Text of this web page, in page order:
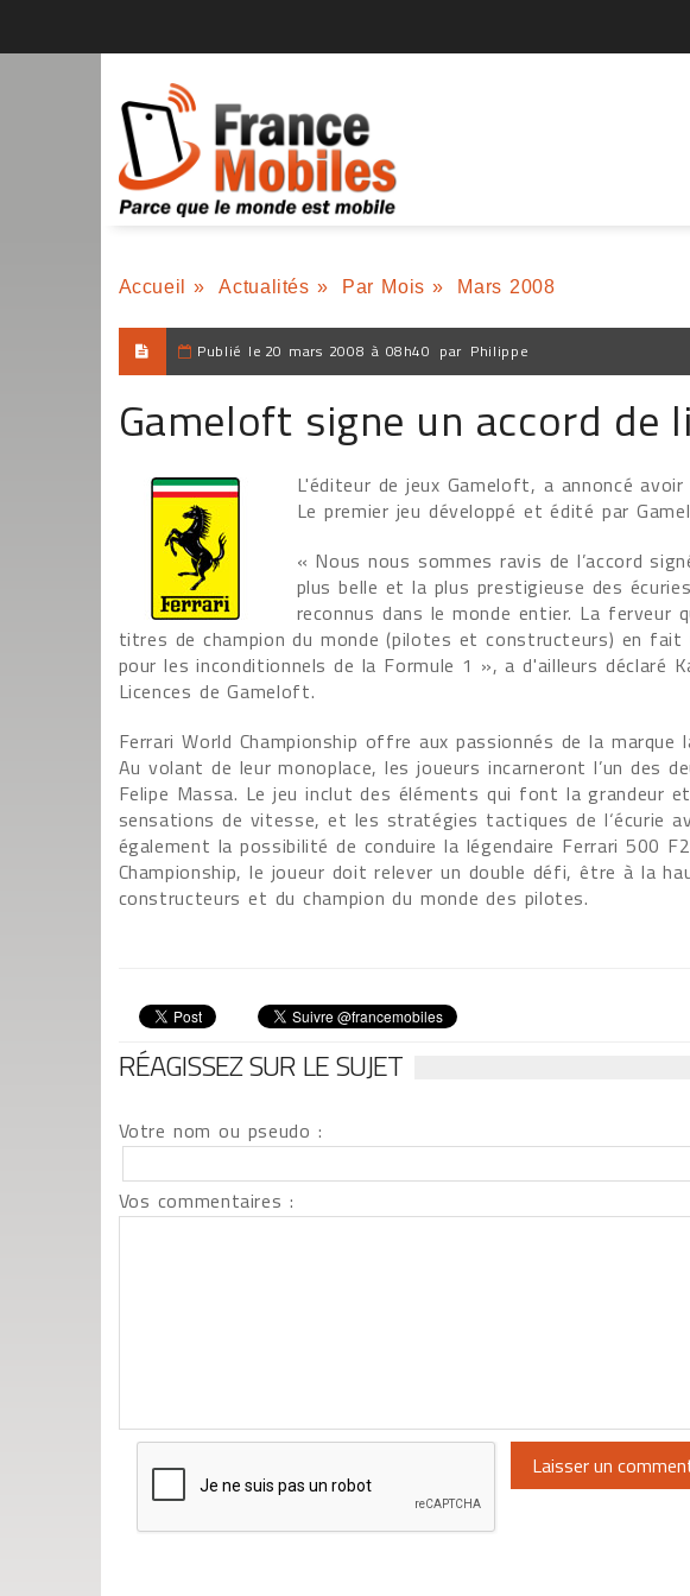
Accueil » Actualités » Par Mois » Mars 2008
Publié le 20 mars 2008 à 08h40 par Philippe
Gameloft signe un accord de
L'éditeur de jeux Gameloft, a annoncé
Le premier jeu développé et édité par
« Nous nous sommes ravis de l’accord
plus belle et la plus prestigieuse des
reconnus dans le monde entier. La ferveur
titres de champion du monde (pilotes et constructeurs) en
pour les inconditionnels de la Formule 1 », a d'ailleurs déclaré
Licences de Gameloft.
Ferrari World Championship offre aux passionnés de la marque
Au volant de leur monoplace, les joueurs incarneront l’un des
Felipe Massa. Le jeu inclut des éléments qui font la grandeur
sensations de vitesse, et les stratégies tactiques de l‘écurie
également la possibilité de conduire la légendaire Ferrari 500
Championship, le joueur doit relever un double défi, être à la
constructeurs et du champion du monde des pilotes.
RÉAGISSEZ SUR LE SUJET
Votre nom ou pseudo :
Vos commentaires :